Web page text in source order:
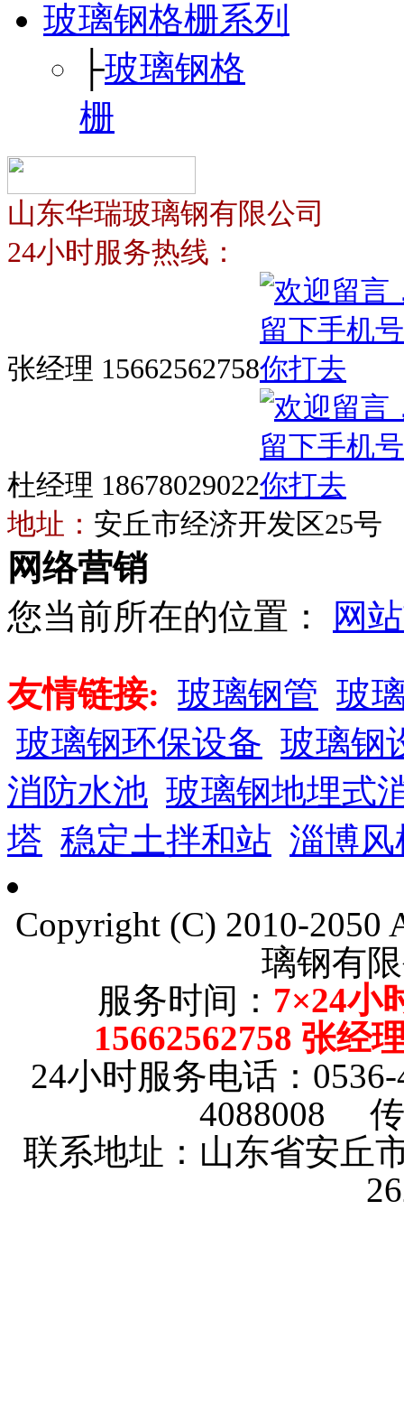
玻璃钢格栅系列
├玻璃钢格
栅
山东华瑞玻璃钢有限公司
24小时服务热线：
张经理 15662562758
杜经理 18678029022
地址： 安丘市经济开发区25号
网络营销
您当前所在的位置：
网
友情链接: 玻璃钢管 玻
玻璃钢环保设备 玻璃钢
消防水池 玻璃钢地埋式
塔 稳定土拌和站 淄博风
Copyright (C) 2010-2050
璃钢有
服务时间： 7×24小
15662562758 张
24小时服务电话：
4088008 传
联系地址：山东省安丘